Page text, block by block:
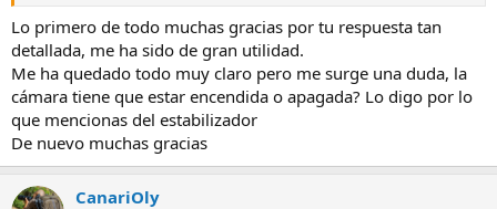
Con el ovjetivo, uso un paño tipico de limpiar gafas. Previamente
soplando con la pera. El mismo metodo para la parte deelantera
como para la trasera. Existen una herramientas tipo pincel, con
escobilla por un lado y una especie de goma en forma de parabolica
que se adapta muy bien a la curvatura de la lente. Entonces con ello
manejo el pañuelo ligeramente humedecido en alguna solucion
dedicada o alcohol isopropilico, y despues en seco...
Lo primero de todo muchas gracias por tu respuesta tan
detallada, me ha sido de gran utilidad.
Me ha quedado todo muy claro pero me surge una duda, la
cámara tiene que estar encendida o apagada? Lo digo por lo
que mencionas del estabilizador
De nuevo muchas gracias
CanariOly